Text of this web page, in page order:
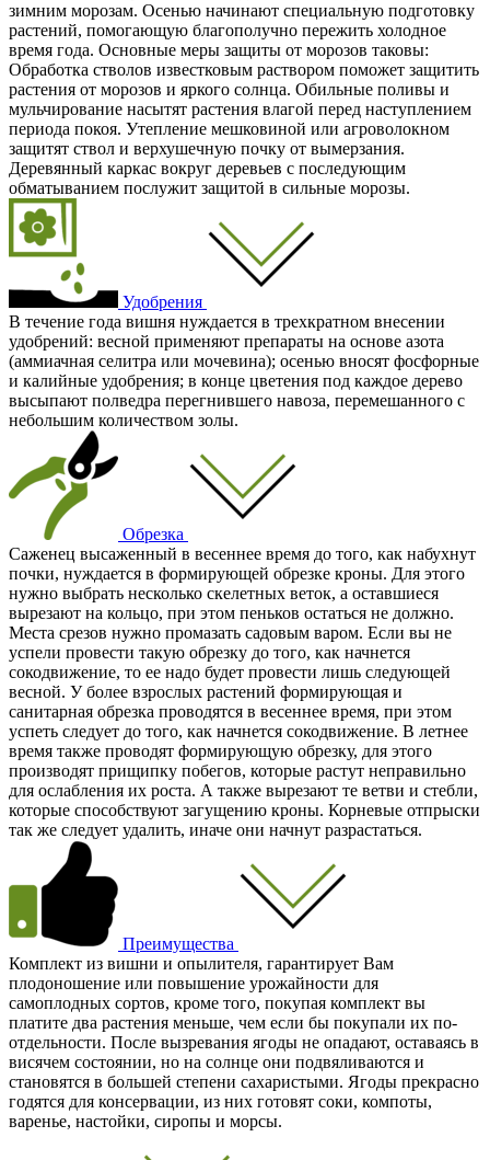
зимним морозам. Осенью начинают специальную подготовку
растений, помогающую благополучно пережить холодное
время года. Основные меры защиты от морозов таковы:
Обработка стволов известковым раствором поможет защитить
растения от морозов и яркого солнца. Обильные поливы и
мульчирование насытят растения влагой перед наступлением
периода покоя. Утепление мешковиной или агроволокном
защитят ствол и верхушечную почку от вымерзания.
Деревянный каркас вокруг деревьев с последующим
обматыванием послужит защитой в сильные морозы.
Удобрения
В течение года вишня нуждается в трехкратном внесении
удобрений: весной применяют препараты на основе азота
(аммиачная селитра или мочевина); осенью вносят фосфорные
и калийные удобрения; в конце цветения под каждое дерево
высыпают полведра перегнившего навоза, перемешанного с
небольшим количеством золы.
Обрезка
Саженец высаженный в весеннее время до того, как набухнут
почки, нуждается в формирующей обрезке кроны. Для этого
нужно выбрать несколько скелетных веток, а оставшиеся
вырезают на кольцо, при этом пеньков остаться не должно.
Места срезов нужно промазать садовым варом. Если вы не
успели провести такую обрезку до того, как начнется
сокодвижение, то ее надо будет провести лишь следующей
весной. У более взрослых растений формирующая и
санитарная обрезка проводятся в весеннее время, при этом
успеть следует до того, как начнется сокодвижение. В летнее
время также проводят формирующую обрезку, для этого
производят прищипку побегов, которые растут неправильно
для ослабления их роста. А также вырезают те ветви и стебли,
которые способствуют загущению кроны. Корневые отпрыски
так же следует удалить, иначе они начнут разрастаться.
Преимущества
Комплект из вишни и опылителя, гарантирует Вам
плодоношение или повышение урожайности для
самоплодных сортов, кроме того, покупая комплект вы
платите два растения меньше, чем если бы покупали их по-
отдельности. После вызревания ягоды не опадают, оставаясь в
висячем состоянии, но на солнце они подвяливаются и
становятся в большей степени сахаристыми. Ягоды прекрасно
годятся для консервации, из них готовят соки, компоты,
варенье, настойки, сиропы и морсы.